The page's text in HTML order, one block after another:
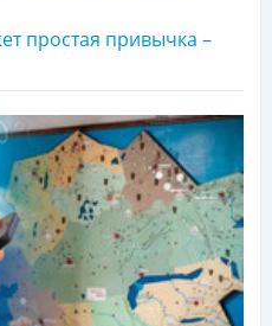
простая привычка –